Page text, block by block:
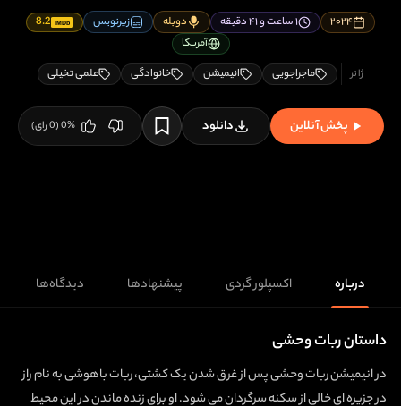
۲۰۲۴ ۱ ساعت و ۴۱ دقیقه دوبله زیرنویس IMDb
8.2
آمریکا
ماجراجویی
انیمیشن خانوادگی علمی تخیلی
پخش آنلاین دانلود 0%
(
0رای)
درباره اکسپلور گردی پیشنهادها دیدگاه‌ها
داستان ربات وحشی
در انیمیشن ربات وحشی پس از غرق شدن یک کشتی، ربات باهوشی به نام راز
در جزیره ای خالی از سکنه سرگردان می شود. او برای زنده ماندن در این محیط